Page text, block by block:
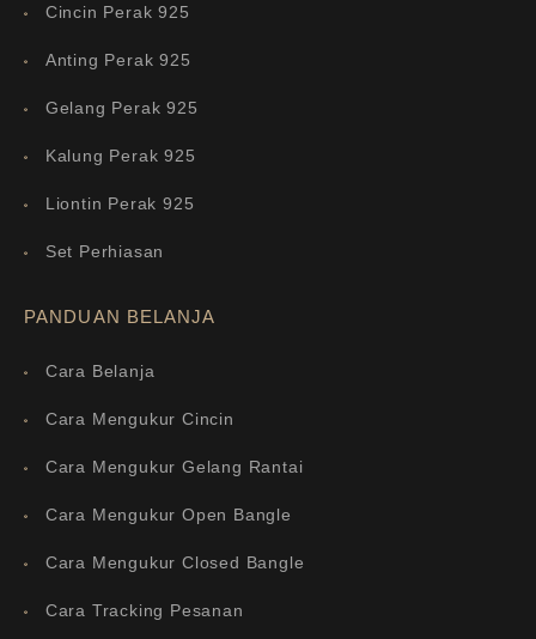
Cincin Perak 925
Anting Perak 925
Gelang Perak 925
Kalung Perak 925
Liontin Perak 925
Set Perhiasan
PANDUAN BELANJA
Cara Belanja
Cara Mengukur Cincin
Cara Mengukur Gelang Rantai
Cara Mengukur Open Bangle
Cara Mengukur Closed Bangle
Cara Tracking Pesanan